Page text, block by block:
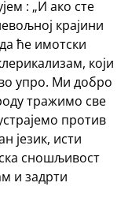
: „И ако сте
крајини
ће имотски
који
упро. Ми добро
тражимо све
против
језик, исти
сношљивост
и задрти